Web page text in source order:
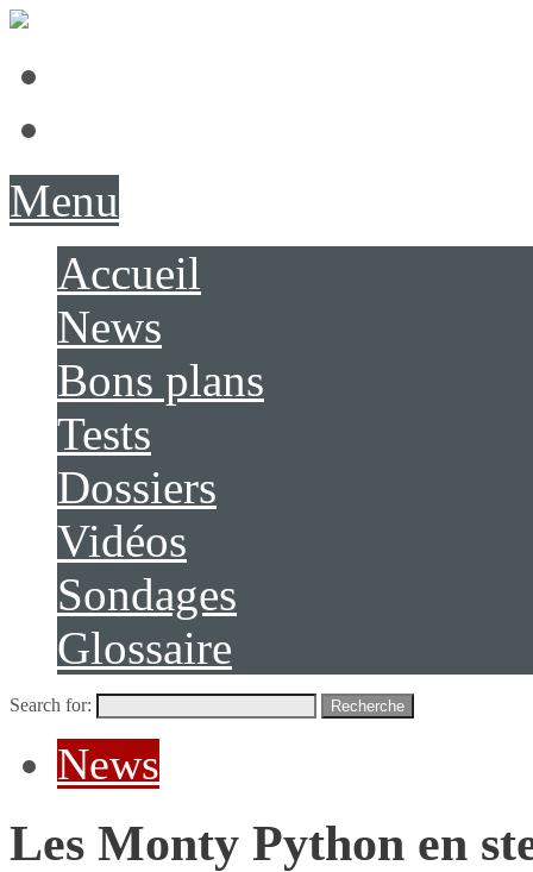
Menu
Accueil
News
Bons plans
Tests
Dossiers
Vidéos
Sondages
Glossaire
Search for: Recherche
News
Les Monty Python en